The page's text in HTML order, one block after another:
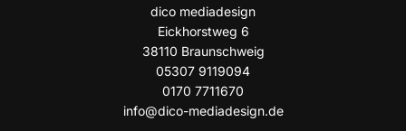
dico media­de­sign
Eick­horst­weg 6
38110 Braun­schweig
05307 9119094
0170 7711670
info@dico-mediadesign.de